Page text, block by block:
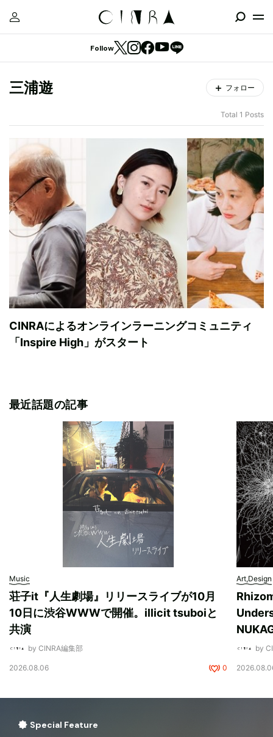
Follow
三浦遊 フォロー
Total 1 Posts
CINRAによるオンラインラーニングコミュニティ
「Inspire High」がスタート
最近話題の記事
Music
荘子it『人生劇場』リリースライブが10月
10日に渋谷WWWで開催。illicit tsuboiと
共演
by CINRA編集部
2026.08.06 0
Art,Design
by
Special Feature